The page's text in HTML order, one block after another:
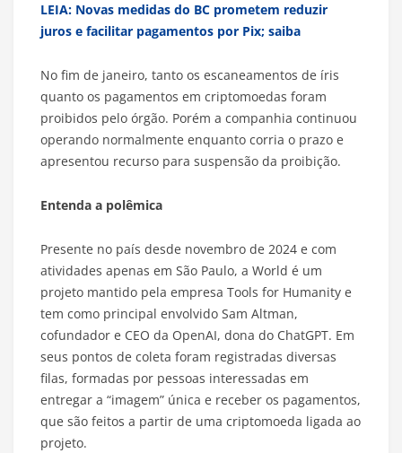
LEIA: Novas medidas do BC prometem reduzir
juros e facilitar pagamentos por Pix; saiba
No fim de janeiro, tanto os escaneamentos de íris
quanto os pagamentos em criptomoedas foram
proibidos pelo órgão. Porém a companhia continuou
operando normalmente enquanto corria o prazo e
apresentou recurso para suspensão da proibição.
Entenda a polêmica
Presente no país desde novembro de 2024 e com
atividades apenas em São Paulo, a World é um
projeto mantido pela empresa Tools for Humanity e
tem como principal envolvido Sam Altman,
cofundador e CEO da OpenAI, dona do ChatGPT. Em
seus pontos de coleta foram registradas diversas
filas, formadas por pessoas interessadas em
entregar a “imagem” única e receber os pagamentos,
que são feitos a partir de uma criptomoeda ligada ao
projeto.